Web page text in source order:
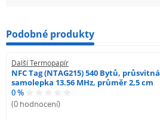
Podobné produkty
Další Termopapír
NFC Tag (NTAG215) 540 Bytů, průsvitná
samolepka 13.56 MHz, průměr 2,5 cm
0 %
(0 hodnocení)